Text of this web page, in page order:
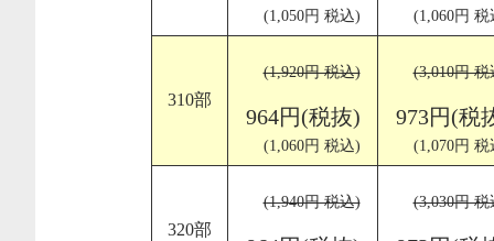
(1,050円 税込) (1,060円 税
310部
(1,920円 税込)
964円(税抜)
(1,060円 税込)
(3,010円 税
973円(税
(1,070円 税
320部
(1,940円 税込) (3,030円 税